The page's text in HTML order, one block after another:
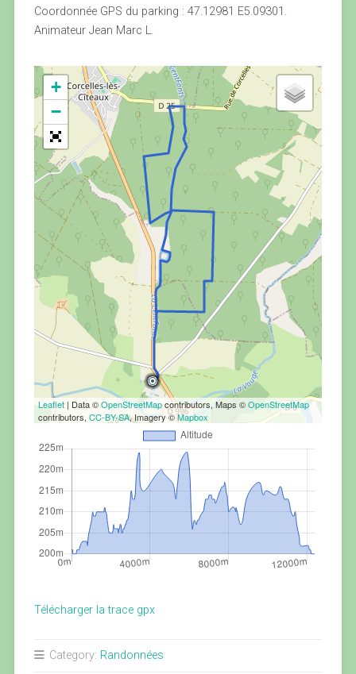
Coordonnée GPS du parking : 47.12981 E5.09301.
Animateur Jean Marc L.
+
−
Leaflet| Data ©OpenStreetMapcontributors, Maps ©OpenStreetMap
contributors, CC-BY-SA, Imagery ©Mapbox
Télécharger la trace gpx
Category: Randonnées